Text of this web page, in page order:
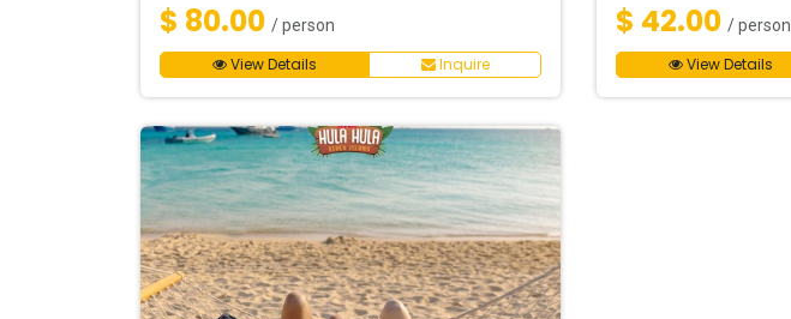
$ 80.00 / person
View Details Inquire
$ 42.00 / person
View Details